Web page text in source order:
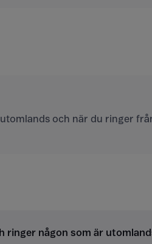
och när du ringer
ringer någon som är